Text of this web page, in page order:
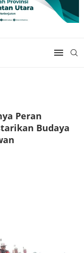
Peran
Budaya